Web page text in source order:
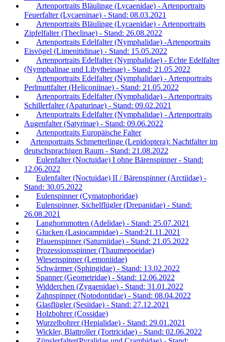
Artenportraits Bläulinge (Lycaenidae) - Artenportraits
Feuerfalter (Lycaeninae) - Stand: 08.03.2021
Artenportraits Bläulinge (Lycaenidae) - Artenportraits
Zipfelfalter (Theclinae) - Stand: 26.08.2022
Artenportraits Edelfalter (Nymphalidae) -Artenportraits
Eisvögel (Limenitidinae) - Stand: 15.05.2022
Artenportraits Edelfalter (Nymphalidae) - Echte Edelfalter
(Nymphalinae und Libytheinae) - Stand: 21.05.2022
Artenportraits Edelfalter (Nymphalidae) - Artenportraits
Perlmuttfalter (Heliconiinae) - Stand: 21.05.2022
Artenportraits Edelfalter (Nymphalidae) - Artenportraits
Schillerfalter (Apaturinae) - Stand: 09.02.2021
Artenportraits Edelfalter (Nymphalidae) - Artenportraits
Augenfalter (Satyrinae) - Stand: 09.06.2022
Artenportraits Europäische Falter
Artenportraits Schmetterlinge (Lepidoptera): Nachtfalter im
deutschsprachigen Raum - Stand: 21.08.2022
Eulenfalter (Noctuidae) I ohne Bärenspinner - Stand:
12.06.2022
Eulenfalter (Noctuidae) II / Bärenspinner (Arctiidae) -
Stand: 30.05.2022
Eulenspinner (Cymatophoridae)
Eulenspinner, Sichelflügler (Drepanidae) - Stand:
26.08.2021
Langhornmotten (Adelidae) - Stand: 25.07.2021
Glucken (Lasiocampidae) - Stand:21.11.2021
Pfauenspinner (Saturniidae) - Stand: 21.05.2022
Prozessionsspinner (Thaumepoeidae)
Wiesenspinner (Lemoniidae)
Schwärmer (Sphingidae) - Stand: 13.02.2022
Spanner (Geometridae) - Stand: 12.06.2022
Widderchen (Zygaenidae) - Stand: 31.01.2022
Zahnspinner (Notodontidae) - Stand: 08.04.2022
Glasflügler (Sesiidae) - Stand: 27.12.2021
Holzbohrer (Cossidae)
Wurzelbohrer (Hepialidae) - Stand: 29.01.2021
Wickler, Blattroller (Tortricidae) - Stand: 02.06.2022